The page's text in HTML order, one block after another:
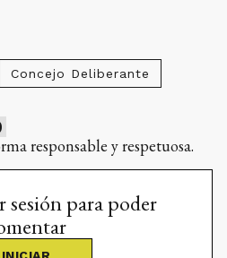
Concejo Deliberante
responsable y respetuosa.
sesión para poder
INICIAR